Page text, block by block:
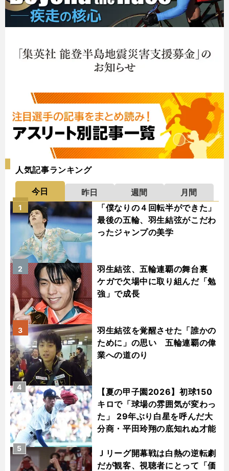
人気記事ランキング
今日 昨日 週間
月間
「僕なりの４回転半ができた」
最後の五輪、羽生結弦がこだわ
ったジャンプの美学
1
羽生結弦、五輪連覇の舞台裏
ケガで欠場中に取り組んだ「勉
強」で成長
2
羽生結弦を覚醒させた「誰かの
ために」の思い 五輪連覇の偉
業への道のり
3
【夏の甲子園2026】初球150
キロで「球場の雰囲気が変わっ
た」 29年ぶり白星を呼んだ大
分商・平田玲翔の底知れぬ才能
4
Ｊリーグ開幕戦は白熱の逆転劇
だが観客、視聴者にとって「価
5